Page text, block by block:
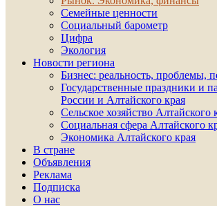
Семейные ценности
Социальный барометр
Цифра
Экология
Новости региона
Бизнес: реальность, проблемы,
Государственные праздники и
России и Алтайского края
Сельское хозяйство Алтайского
Социальная сфера Алтайского
Экономика Алтайского края
В стране
Объявления
Реклама
Подписка
О нас